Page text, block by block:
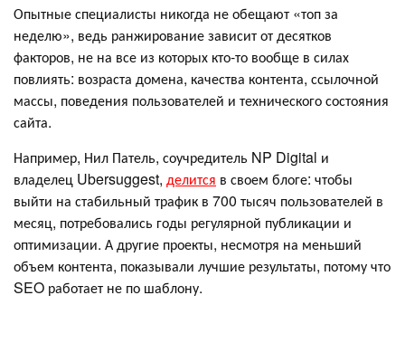
Опытные специалисты никогда не обещают «топ за
неделю», ведь ранжирование зависит от десятков
факторов, не на все из которых кто-то вообще в силах
повлиять: возраста домена, качества контента, ссылочной
массы, поведения пользователей и технического состояния
сайта.
Например, Нил Патель, соучредитель NP Digital и
владелец Ubersuggest, делится в своем блоге: чтобы
выйти на стабильный трафик в 700 тысяч пользователей в
месяц, потребовались годы регулярной публикации и
оптимизации. А другие проекты, несмотря на меньший
объем контента, показывали лучшие результаты, потому что
SEO работает не по шаблону.